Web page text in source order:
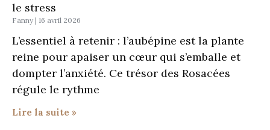
le stress
Fanny 16 avril 2026
L’essentiel à retenir : l’aubépine est la plante
reine pour apaiser un cœur qui s’emballe et
dompter l’anxiété. Ce trésor des Rosacées
régule le rythme
Lire la suite »